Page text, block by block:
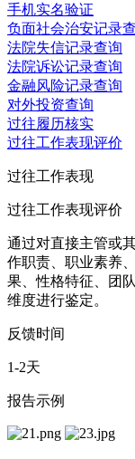
手机实名验证
负面社会治安记录
法院失信记录查询
法院诉讼记录查询
金融风险记录查询
对外投资查询
过往履历核实
过往工作表现评价
过往工作表现
过往工作表现评价
通过对直接主管或
作职责、职业素养
果、性格特征、团
维度进行鉴定。
反馈时间
1-2天
报告示例